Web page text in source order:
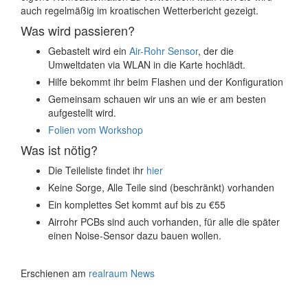
auch regelmäßig im kroatischen Wetterbericht gezeigt.
Was wird passieren?
Gebastelt wird ein Air-Rohr Sensor, der die
Umweltdaten via WLAN in die Karte hochlädt.
Hilfe bekommt ihr beim Flashen und der Konfiguration
Gemeinsam schauen wir uns an wie er am besten
aufgestellt wird.
Folien vom Workshop
Was ist nötig?
Die Teileliste findet ihr hier
Keine Sorge, Alle Teile sind (beschränkt) vorhanden
Ein komplettes Set kommt auf bis zu €55
Airrohr PCBs sind auch vorhanden, für alle die später
einen Noise-Sensor dazu bauen wollen.
Erschienen am realraum News